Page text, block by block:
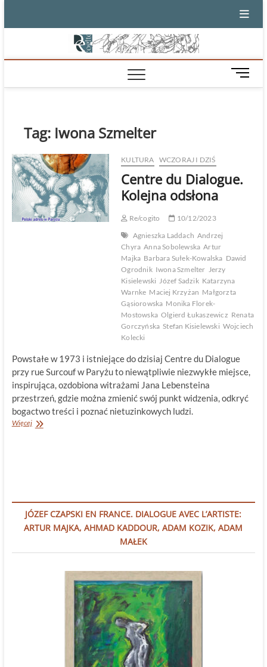
M
e
o
Tag: Iwona Szmelter
KULTURA WCZORAJ I DZIŚ
Centre du Dialogue.
Kolejna odsłona
Re/cogito
10/12/2023
Agnieszka Laddach Andrzej
Chyra Anna Sobolewska Artur
Majka Barbara Sułek-Kowalska Dawid
Ogrodnik Iwona Szmelter Jerzy
Kisielewski Józef Sadzik Katarzyna
Warnke Maciej Krzyżan Małgorzta
Gąsiorowska Monika Florek-
Mostowska Olgierd Łukaszewicz Renata
Gorczyńska Stefan Kisielewski Wojciech
Kolecki
Powstałe w 1973 i istniejące do dzisiaj Centre du Dialogue
przy rue Surcouf w Paryżu to niewątpliwie niezwykłe miejsce,
inspirująca, ozdobiona witrażami Jana Lebensteina
przestrzeń, gdzie można zmienić swój punkt widzenia, odkryć
bogactwo treści i poznać nietuzinkowych ludzi.
WięcejCentre
JÓZEF CZAPSKI EN FRANCE. DIALOGUE AVEC L’ARTISTE:
ARTUR MAJKA, AHMAD KADDOUR, ADAM KOZIK, ADAM
MAŁEK